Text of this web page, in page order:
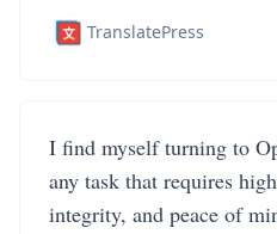
TranslatePress
I find myself turning to
any task that requires
integrity, and peace of